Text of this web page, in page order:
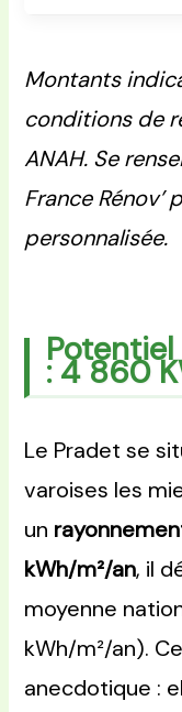
Montants
conditions de
ANAH. Se
France
personnalisée.
: 4 860
Le Pradet se
varoises les
un
kWh/m²/an, il
moyenne
kWh/m²/an).
anecdotique :